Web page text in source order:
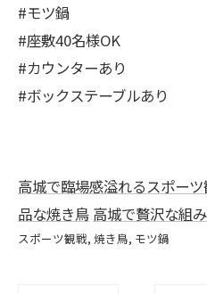
#モツ鍋
#座敷40名様OK
#カウンターあり
#ボックステーブルあり
高城で臨場感溢れるスポー
品な焼き鳥 高城で贅沢な組
スポーツ観戦 焼き鳥 モツ鍋